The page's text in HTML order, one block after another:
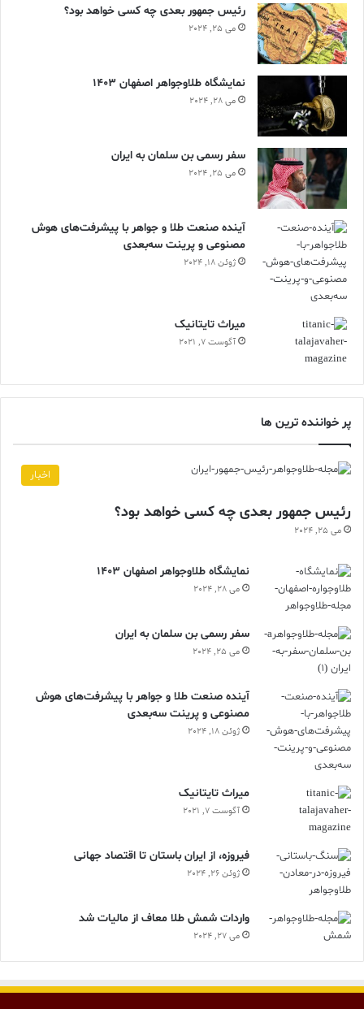
رئیس جمهور بعدی چه کسی خواهد بود؟
می 25, 2024
نمایشگاه طلاوجواهر اصفهان 1403
می 28, 2024
سفر رسمی بن سلمان به ایران
می 25, 2024
آینده صنعت طلا و جواهر با پیشرفت‌های هوش
مصنوعی و پرینت سه‌بعدی
ژوئن 18, 2024
ميراث تايتانيک
آگوست 7, 2021
پر خواننده ترین ها
اخبار
رئیس جمهور بعدی چه کسی خواهد بود؟
می 25, 2024
نمایشگاه طلاوجواهر اصفهان 1403
می 28, 2024
سفر رسمی بن سلمان به ایران
می 25, 2024
آینده صنعت طلا و جواهر با پیشرفت‌های هوش
مصنوعی و پرینت سه‌بعدی
ژوئن 18, 2024
ميراث تايتانيک
آگوست 7, 2021
فیروزه، از ایران باستان تا اقتصاد جهانی
ژوئن 26, 2024
واردات شمش طلا معاف از مالیات شد
می 27, 2024